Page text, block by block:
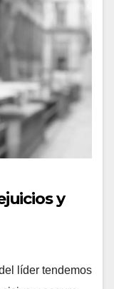
y
líder tendemos